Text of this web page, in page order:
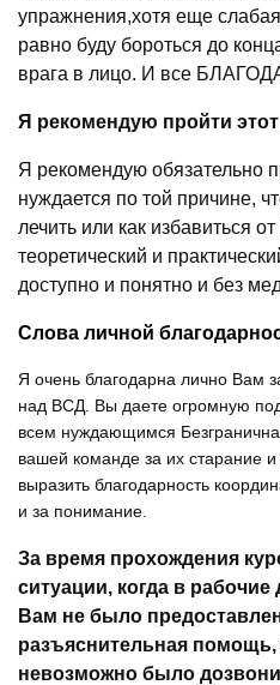
упражнения,хотя еще
равно буду бороться до
врага в лицо. И все
Я рекомендую пройти
Я рекомендую обязательно
нуждается по той причине,
лечить или как избавиться
теоретический и
доступно и понятно и без
Слова личной
Я очень благодарна лично Вам
над ВСД. Вы даете огромную
всем нуждающимся
вашей команде за их старание и
выразить благодарность
и за понимание.
За время прохождения
ситуации, когда в
Вам не было
разъяснительная помощь,
невозможно было